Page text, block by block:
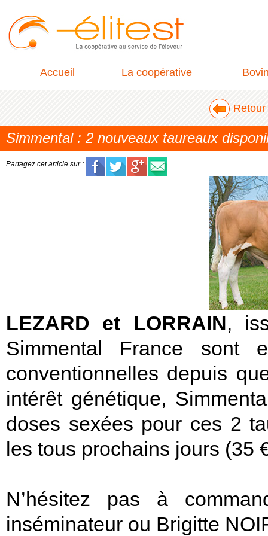
Accueil La coopérative
Simmental : 2 nouveaux taureaux
Partagez cet article sur :
LEZARD et LORRAIN,
Simmental France sont
conventionnelles depuis
intérêt génétique,
doses sexées pour ces 2
les tous prochains jours (35
N’hésitez pas à
inséminateur ou Brigitte